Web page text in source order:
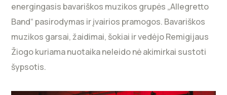
energingasis bavariškos muzikos grupės „Allegretto
Band“ pasirodymas ir įvairios pramogos. Bavariškos
muzikos garsai, žaidimai, šokiai ir vedėjo Remigijaus
Žiogo kuriama nuotaika neleido nė akimirkai sustoti
šypsotis.